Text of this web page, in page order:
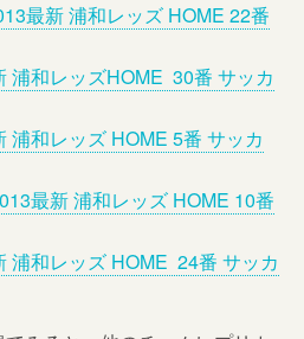
最新 浦和レッズ HOME 22番
浦和レッズHOME 30番 サッカ
浦和レッズ HOME 5番 サッカ
最新 浦和レッズ HOME 10番
浦和レッズ HOME 24番 サッカ